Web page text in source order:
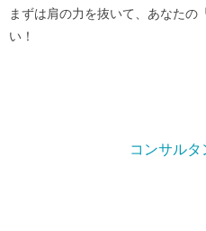
まずは肩の力を抜いて、あなたの
い！
コンサル